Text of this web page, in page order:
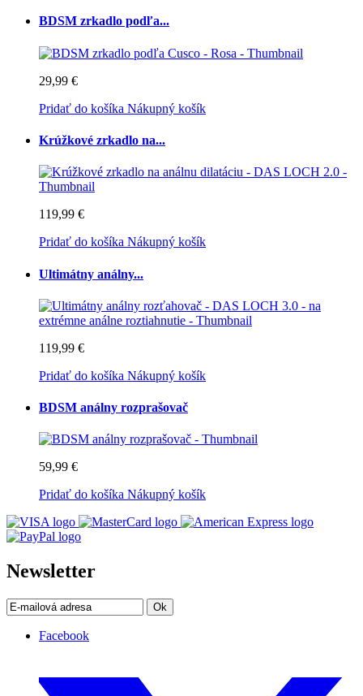
BDSM zrkadlo podľa...
29,99 €
Pridať do košíka Nákupný košík
Krúžkové zrkadlo na...
119,99 €
Pridať do košíka Nákupný košík
Ultimátny análny...
119,99 €
Pridať do košíka Nákupný košík
BDSM análny rozprašovač
59,99 €
Pridať do košíka Nákupný košík
Newsletter
Ok
Facebook